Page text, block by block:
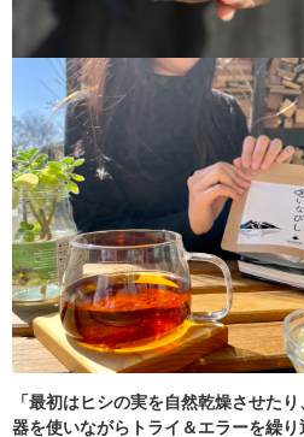
「最初はヒシの実を自然乾燥させた
器を使いながらトライ＆エラーを繰